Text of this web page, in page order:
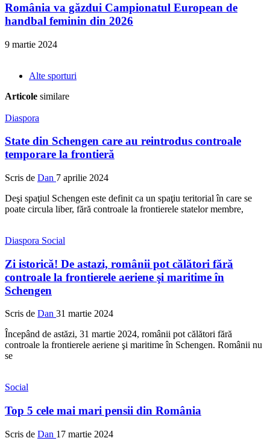
România va găzdui Campionatul European de
handbal feminin din 2026
9 martie 2024
Alte sporturi
Articole similare
Diaspora
State din Schengen care au reintrodus controale
temporare la frontieră
Scris de Dan 7 aprilie 2024
Deşi spaţiul Schengen este definit ca un spaţiu teritorial în care se
poate circula liber, fără controale la frontierele statelor membre,
Diaspora Social
Zi istorică! De astazi, românii pot călători fără
controale la frontierele aeriene şi maritime în
Schengen
Scris de Dan 31 martie 2024
Începând de astăzi, 31 martie 2024, românii pot călători fără
controale la frontierele aeriene şi maritime în Schengen. Românii nu
se
Social
Top 5 cele mai mari pensii din România
Scris de Dan 17 martie 2024